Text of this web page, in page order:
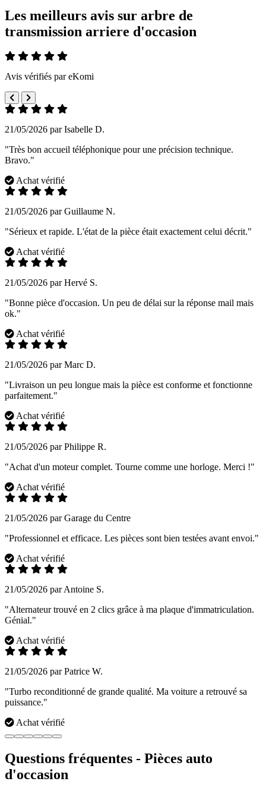
Les meilleurs avis sur arbre de
transmission arriere d'occasion
Avis vérifiés par eKomi
21/05/2026 par Isabelle D.
"Très bon accueil téléphonique pour une précision technique.
Bravo."
Achat vérifié
21/05/2026 par Guillaume N.
"Sérieux et rapide. L'état de la pièce était exactement celui décrit."
Achat vérifié
21/05/2026 par Hervé S.
"Bonne pièce d'occasion. Un peu de délai sur la réponse mail mais
ok."
Achat vérifié
21/05/2026 par Marc D.
"Livraison un peu longue mais la pièce est conforme et fonctionne
parfaitement."
Achat vérifié
21/05/2026 par Philippe R.
"Achat d'un moteur complet. Tourne comme une horloge. Merci !"
Achat vérifié
21/05/2026 par Garage du Centre
"Professionnel et efficace. Les pièces sont bien testées avant envoi."
Achat vérifié
21/05/2026 par Antoine S.
"Alternateur trouvé en 2 clics grâce à ma plaque d'immatriculation.
Génial."
Achat vérifié
21/05/2026 par Patrice W.
"Turbo reconditionné de grande qualité. Ma voiture a retrouvé sa
puissance."
Achat vérifié
Questions fréquentes - Pièces auto
d'occasion